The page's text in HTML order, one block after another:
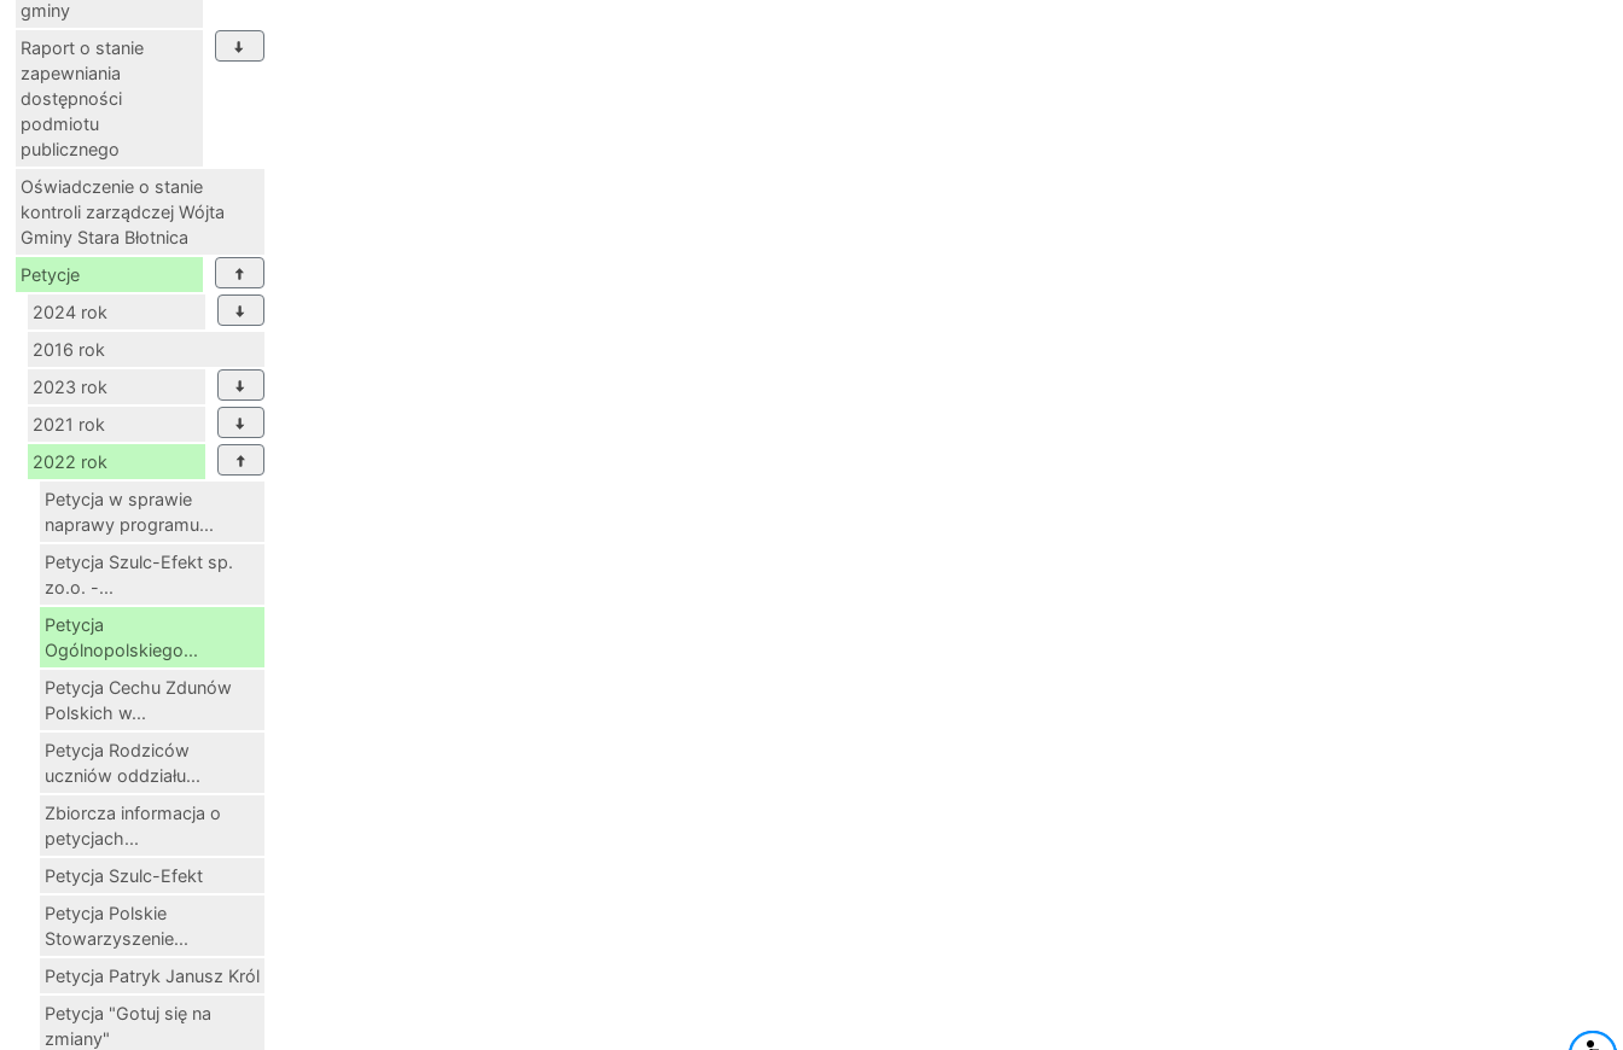
gminy
Raport o stanie
zapewniania
dostępności
podmiotu
publicznego
Oświadczenie o stanie
kontroli zarządczej Wójta
Gminy Stara Błotnica
Petycje
2024 rok
2016 rok
2023 rok
2021 rok
2022 rok
Petycja w sprawie
naprawy programu...
Petycja Szulc-Efekt sp.
zo.o. -...
Petycja
Ogólnopolskiego...
Petycja Cechu Zdunów
Polskich w...
Petycja Rodziców
uczniów oddziału...
Zbiorcza informacja o
petycjach...
Petycja Szulc-Efekt
Petycja Polskie
Stowarzyszenie...
Petycja Patryk Janusz Król
Petycja "Gotuj się na
zmiany"